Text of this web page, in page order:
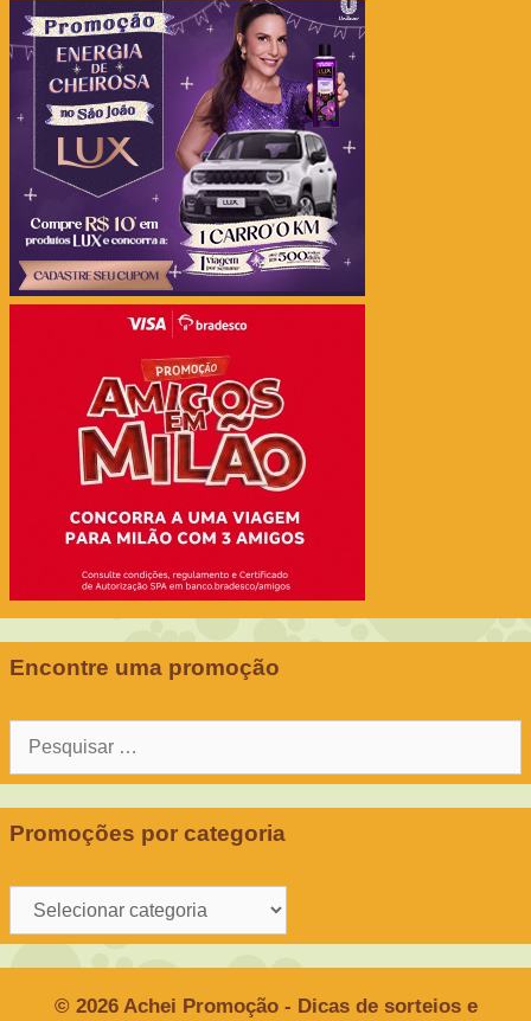
Encontre uma promoção
Pesquisar
Promoções por categoria
Promoções
por
© 2026 Achei Promoção - Dicas de sorteios e